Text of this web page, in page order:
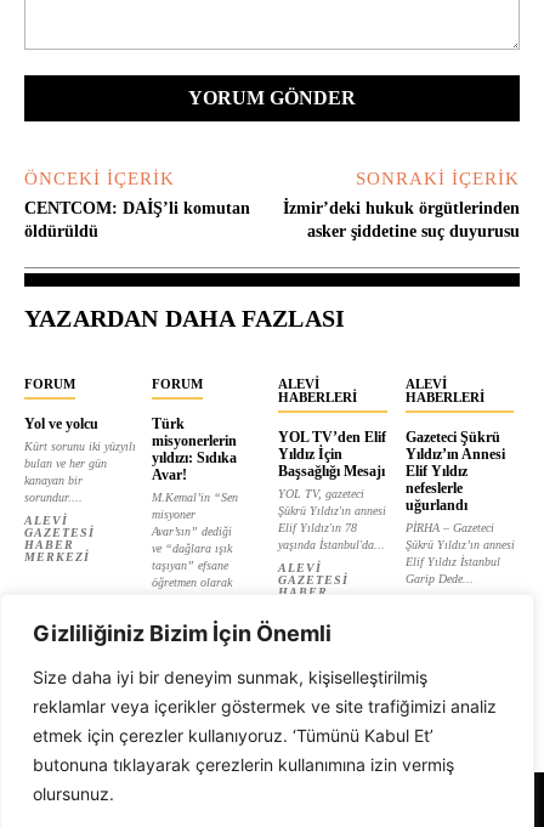
Gizliliğiniz Bizim İçin Önemli
Size daha iyi bir deneyim sunmak, kişiselleştirilmiş
reklamlar veya içerikler göstermek ve site trafiğimizi analiz
etmek için çerezler kullanıyoruz. ‘Tümünü Kabul Et’
butonuna tıklayarak çerezlerin kullanımına izin vermiş
olursunuz.
ÖNCEKI İÇERIK
CENTCOM: DAİŞ’li komutan
öldürüldü
SONRAKI İÇERIK
İzmir’deki hukuk örgütlerinden
asker şiddetine suç duyurusu
YAZARDAN DAHA FAZLASI
FORUM
Yol ve yolcu
Kürt sorunu iki yüzyılı
bulan ve her gün
kanayan bir
sorundur....
ALEVI
GAZETESI
HABER
MERKEZI
FORUM
Türk
misyonerlerin
yıldızı: Sıdıka
Avar!
M.Kemal’in “Sen
misyoner
Avar’sın” dediği
ve “dağlara ışık
taşıyan” efsane
öğretmen olarak
ALEVI
GAZETESI
ALEVI
HABERLERI
YOL TV’den Elif
Yıldız İçin
Başsağlığı Mesajı
YOL TV, gazeteci
Şükrü Yıldız'ın annesi
Elif Yıldız'ın 78
yaşında İstanbul'da...
ALEVI
GAZETESI
HABER
ALEVI
HABERLERI
Gazeteci Şükrü
Yıldız’ın Annesi
Elif Yıldız
nefeslerle
uğurlandı
PİRHA – Gazeteci
Şükrü Yıldız’ın annesi
Elif Yıldız İstanbul
Garip Dede...